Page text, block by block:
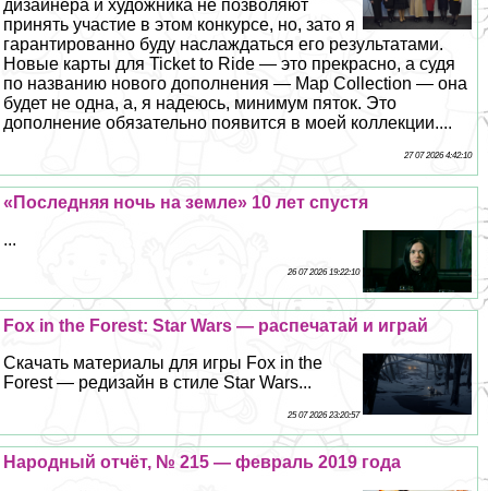
дизайнера и художника не позволяют
принять участие в этом конкурсе, но, зато я
гарантированно буду наслаждаться его результатами.
Новые карты для Ticket to Ride — это прекрасно, а судя
по названию нового дополнения — Map Collection — она
будет не одна, а, я надеюсь, минимум пяток. Это
дополнение обязательно появится в моей коллекции....
27 07 2026 4:42:10
«Последняя ночь на земле» 10 лет спустя
...
26 07 2026 19:22:10
Fox in the Forest: Star Wars — распечатай и играй
Скачать материалы для игры Fox in the
Forest — редизайн в стиле Star Wars...
25 07 2026 23:20:57
Народный отчёт, № 215 — февраль 2019 года